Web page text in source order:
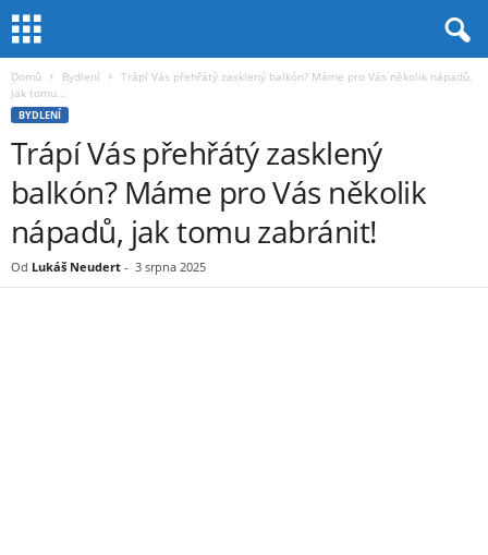
Domů Bydlení
Trápí Vás přehřátý zasklený balkón? Máme pro Vás několik nápadů,
jak tomu...
BYDLENÍ
Trápí Vás přehřátý zasklený
balkón? Máme pro Vás několik
nápadů, jak tomu zabránit!
Od Lukáš Neudert - 3 srpna 2025